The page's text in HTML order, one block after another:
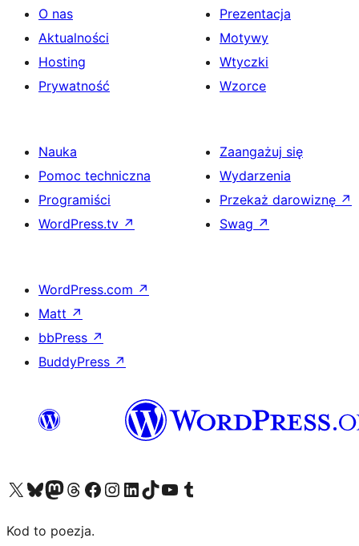
O nas
Aktualności
Hosting
Prywatność
Prezentacja
Motywy
Wtyczki
Wzorce
Nauka
Pomoc techniczna
Programiści
WordPress.tv ↗
Zaangażuj się
Wydarzenia
Przekaż darowiznę ↗
Swag ↗
WordPress.com ↗
Matt ↗
bbPress ↗
BuddyPress ↗
Odwiedź nasze konto X (dawniej Twitter)
Odwiedź nasze konto Bluesky
Odwiedź nasze konto na Mastodoncie
Odwiedź naszego Threadsa
Odwiedź naszego Facebooka
Odwiedź nasze konto na Instagramie
Odwiedź nasze konto na LinkedIn
Odwiedź naszego TikToka
Odwiedź nasz kanał YouTube
Odwiedź naszego Tumblra
Kod to poezja.